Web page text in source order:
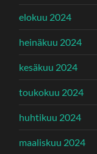
elokuu 2024
heinäkuu 2024
kesäkuu 2024
toukokuu 2024
huhtikuu 2024
maaliskuu 2024